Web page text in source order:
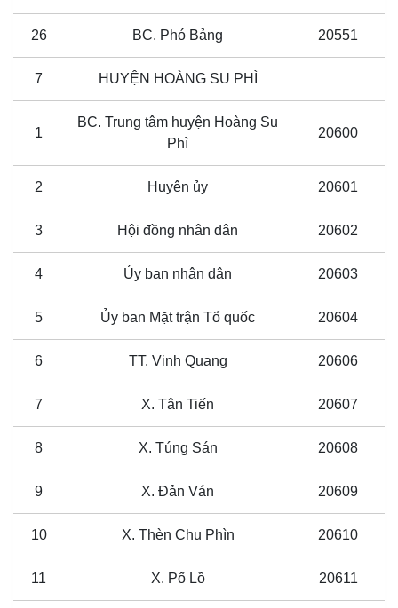
26 BC. Phó Bảng 20551
7 HUYỆN HOÀNG SU PHÌ
1
BC. Trung tâm huyện Hoàng Su
Phì
20600
2 Huyện ủy 20601
3 Hội đồng nhân dân 20602
4 Ủy ban nhân dân 20603
5 Ủy ban Mặt trận Tổ quốc 20604
6 TT. Vinh Quang 20606
7 X. Tân Tiến 20607
8 X. Túng Sán 20608
9 X. Đản Ván 20609
10 X. Thèn Chu Phìn 20610
11 X. Pố Lồ 20611